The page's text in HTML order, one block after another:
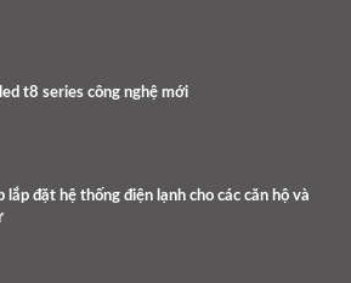
t8 series công nghệ mới
lắp đặt hệ thống điện lạnh cho các căn hộ và